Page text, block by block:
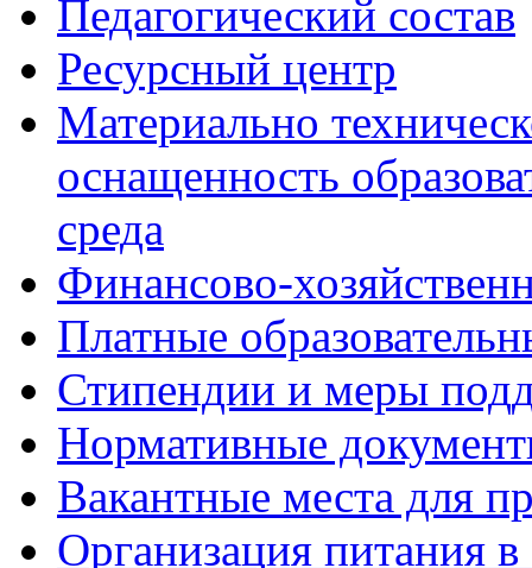
Педагогический состав
Ресурсный центр
Материально
оснащенность
среда
Финансово-
Платные
Стипендии и меры
Нормативные
Вакантные места для
Организация питания в